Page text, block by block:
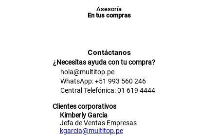
Asesoría
En tus compras
Contáctanos
¿Necesitas ayuda con tu compra?
hola@multitop.pe
WhatsApp: +51 993 560 246
Central Telefónica: 01 619 4444
Clientes corporativos
Kimberly Garcia
Jefa de Ventas Empresas
kgarcia@multitop.pe